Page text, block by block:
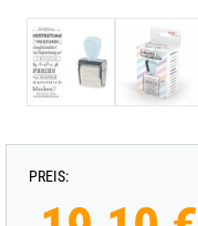
PREIS: